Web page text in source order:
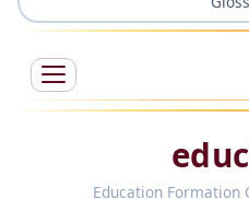
Education Formation